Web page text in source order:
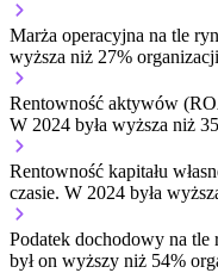
Marża operacyjna na tle
wyższa niż 27%
Rentowność aktywów
W 2024 była wyższa niż
Rentowność kapitału
czasie. W 2024 była
Podatek dochodowy na tle
był on wyższy niż 54%